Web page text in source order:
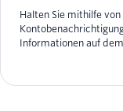
Halten Sie mithilfe
Informationen auf